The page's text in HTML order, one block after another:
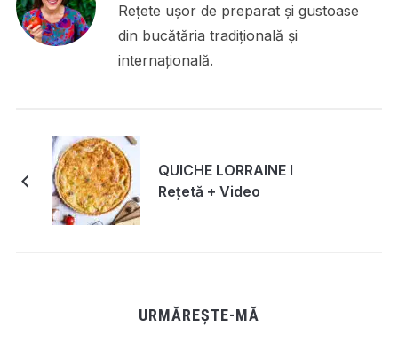
Rețete ușor de preparat și gustoase
din bucătăria tradițională și
internațională.
QUICHE LORRAINE I
Rețetă + Video
URMĂREȘTE-MĂ